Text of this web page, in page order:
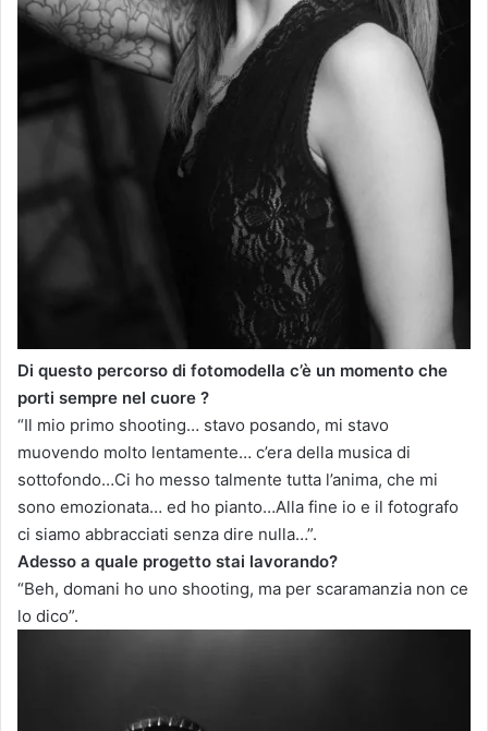
Di questo percorso di fotomodella c’è un momento che
porti sempre nel cuore ?
“Il mio primo shooting… stavo posando, mi stavo
muovendo molto lentamente… c’era della musica di
sottofondo…Ci ho messo talmente tutta l’anima, che mi
sono emozionata… ed ho pianto…Alla fine io e il fotografo
ci siamo abbracciati senza dire nulla…”.
Adesso a quale progetto stai lavorando?
“Beh, domani ho uno shooting, ma per scaramanzia non ce
lo dico”.